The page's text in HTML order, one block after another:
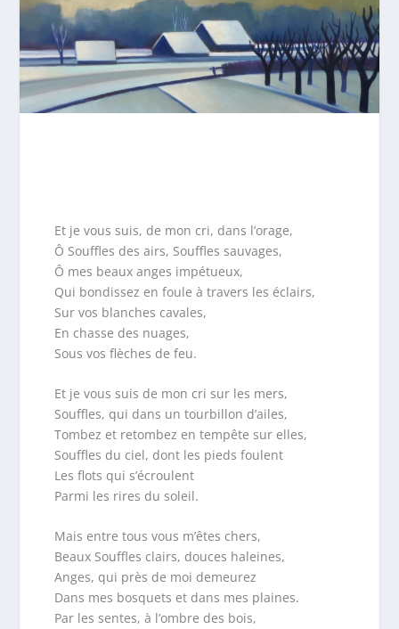
Et je vous suis, de mon cri, dans l’orage,
Ô Souffles des airs, Souffles sauvages,
Ô mes beaux anges impétueux,
Qui bondissez en foule à travers les éclairs,
Sur vos blanches cavales,
En chasse des nuages,
Sous vos flèches de feu.
Et je vous suis de mon cri sur les mers,
Souffles, qui dans un tourbillon d’ailes,
Tombez et retombez en tempête sur elles,
Souffles du ciel, dont les pieds foulent
Les flots qui s’écroulent
Parmi les rires du soleil.
Mais entre tous vous m’êtes chers,
Beaux Souffles clairs, douces haleines,
Anges, qui près de moi demeurez
Dans mes bosquets et dans mes plaines.
Par les sentes, à l’ombre des bois,